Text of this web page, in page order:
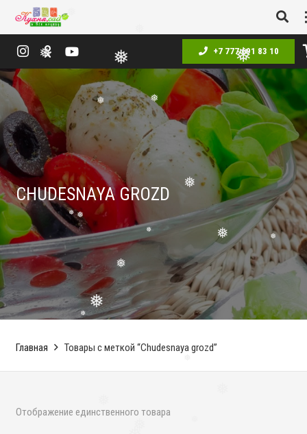
❅
❅
❅
❅
❅
❅
❅
❅
❅ ❅
❅ ❅
❅
+7 777 691 83 10
CHUDESNAYA GROZD
Главная Товары с меткой “Chudesnaya grozd”
Отображение единственного товара